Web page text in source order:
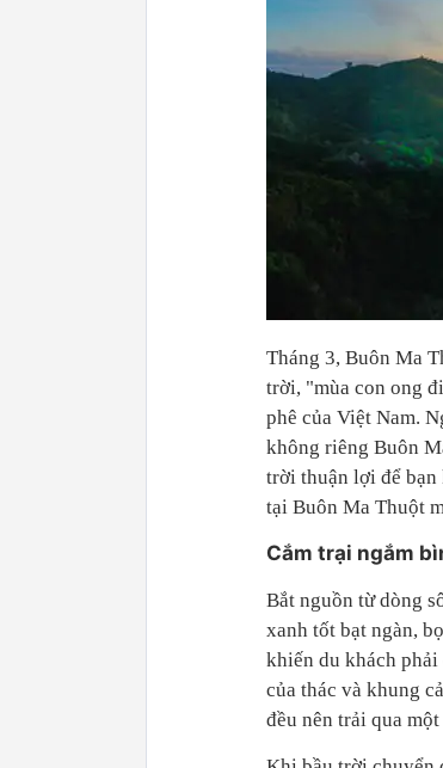
Tháng 3, Buôn Ma
trời, "mùa con ong
phê của Việt Nam.
không riêng Buôn
trời thuận lợi để bạn
tại Buôn Ma Thuột
Cắm trại ngắm
Bắt nguồn từ dòng
xanh tốt bạt ngàn,
khiến du khách
của thác và khung
đều nên trải qua